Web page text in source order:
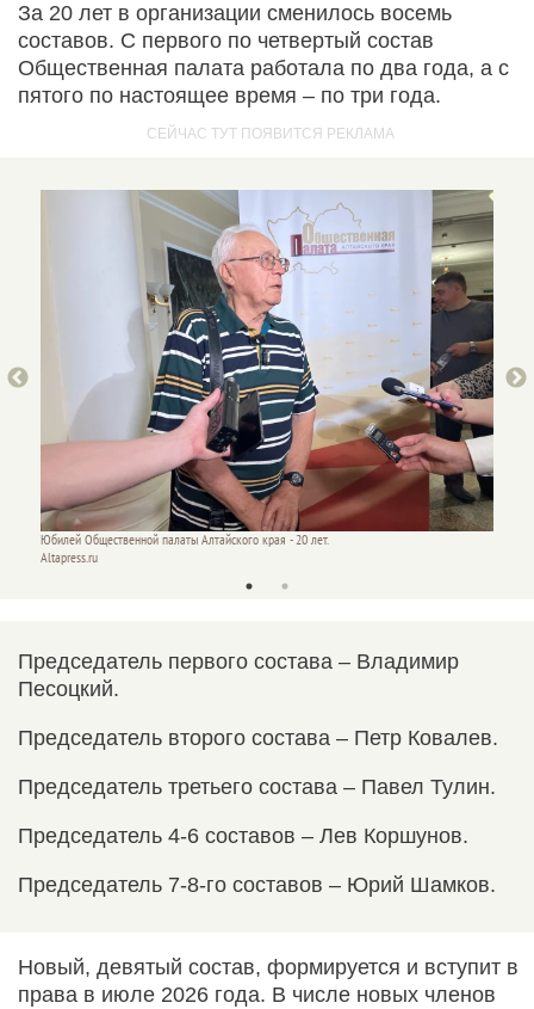
За 20 лет в организации сменилось восемь
составов. С первого по четвертый состав
Общественная палата работала по два года, а с
пятого по настоящее время – по три года.
Юбилей Общественной палаты Алтайского края - 20 лет.
Altapress.ru
Председатель первого состава – Владимир
Песоцкий.
Председатель второго состава – Петр Ковалев.
Председатель третьего состава – Павел Тулин.
Председатель 4-6 составов – Лев Коршунов.
Председатель 7-8-го составов – Юрий Шамков.
Новый, девятый состав, формируется и вступит в
права в июле 2026 года. В числе новых членов